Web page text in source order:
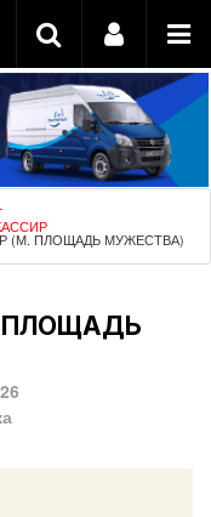
(М. ПЛОЩАДЬ МУЖЕСТВА)
ПЛОЩАДЬ